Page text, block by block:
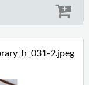
2.jpeg